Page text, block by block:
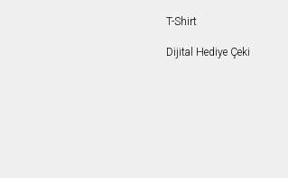
T-Shirt
Dijital Hediye Çeki